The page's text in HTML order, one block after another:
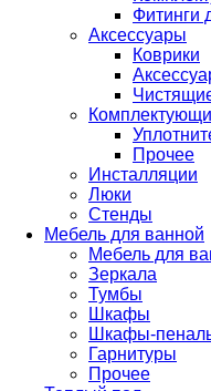
Фитинги
Аксессуары
Коврики
Прочее
Инсталляции
Люки
Стенды
Мебель для ванной
Мебель для
Зеркала
Тумбы
Шкафы
Шкафы-
Гарнитуры
Прочее